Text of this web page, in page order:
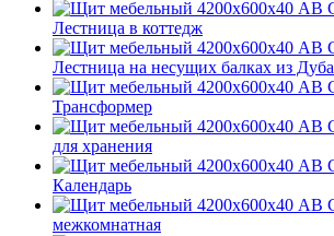
Лестница в коттедж
Лестница на несущих балках из Дуба
Трансформер
для хранения
Календарь
межкомнатная